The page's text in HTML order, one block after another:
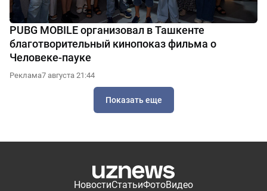
PUBG MOBILE организовал в Ташкенте
благотворительный кинопоказ фильма о
Человеке-пауке
Реклама7 августа 21:44
Показать еще
НовостиСтатьиФотоВидео